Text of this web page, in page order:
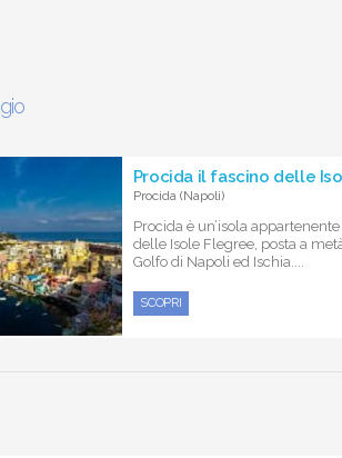
Procida il fascino delle
Procida (Napoli)
Procida è un’isola
delle Isole Flegree, posta a
Golfo di Napoli ed Ischia....
SCOPRI